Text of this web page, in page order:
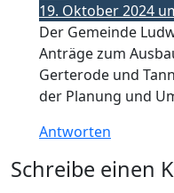
19. Oktober 2024
Der Gemeinde
Anträge zum
Gerterode und
der Planung und
Antworten
Schreibe einen